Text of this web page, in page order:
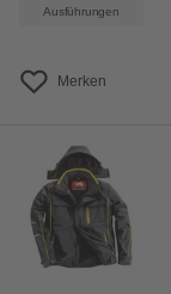
Ausführungen
Merken